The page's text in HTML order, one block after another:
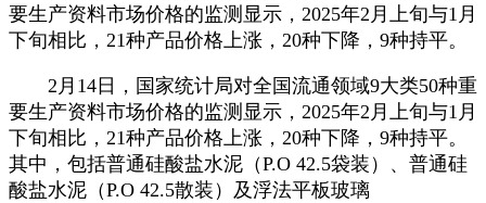
要生产资料市场价格的监测显示，2025年2月上旬与1月
下旬相比，21种产品价格上涨，20种下降，9种持平。
2月14日，国家统计局对全国流通领域9大类50种重
要生产资料市场价格的监测显示，2025年2月上旬与1月
下旬相比，21种产品价格上涨，20种下降，9种持平。
其中，包括普通硅酸盐水泥（P.O 42.5袋装）、普通硅
酸盐水泥（P.O 42.5散装）及浮法平板玻璃